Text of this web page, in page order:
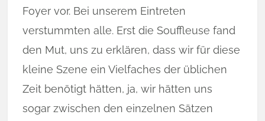
Foyer vor. Bei unserem Eintreten
verstummten alle. Erst die Souffleuse fand
den Mut, uns zu erklären, dass wir für diese
kleine Szene ein Vielfaches der üblichen
Zeit benötigt hätten, ja, wir hätten uns
sogar zwischen den einzelnen Sätzen